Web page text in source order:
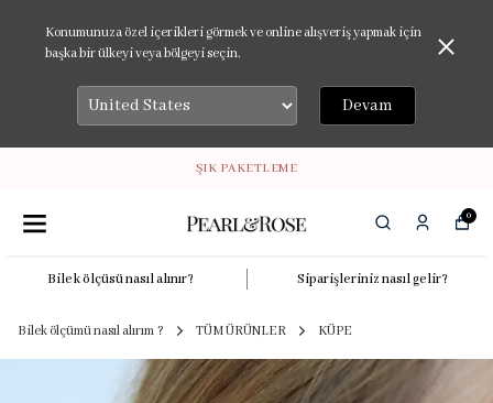
Konumunuza özel içerikleri görmek ve online alışveriş yapmak için
başka bir ülkeyi veya bölgeyi seçin.
Devam
ŞIK PAKETLEME
0
Bilek ölçüsü nasıl alınır? Siparişleriniz nasıl gelir?
Bilek ölçümü nasıl alırım ? TÜM ÜRÜNLER KÜPE